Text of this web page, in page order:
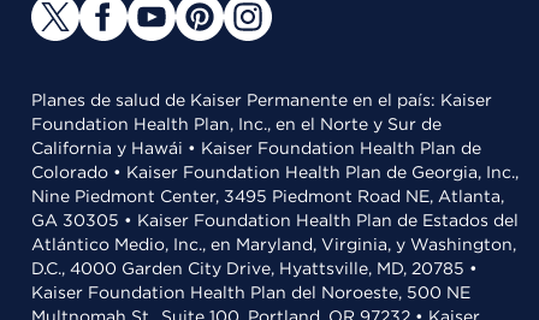
Planes de salud de Kaiser Permanente en el país: Kaiser
Foundation Health Plan, Inc., en el Norte y Sur de
California y Hawái • Kaiser Foundation Health Plan de
Colorado • Kaiser Foundation Health Plan de Georgia, Inc.,
Nine Piedmont Center, 3495 Piedmont Road NE, Atlanta,
GA 30305 • Kaiser Foundation Health Plan de Estados del
Atlántico Medio, Inc., en Maryland, Virginia, y Washington,
D.C., 4000 Garden City Drive, Hyattsville, MD, 20785 •
Kaiser Foundation Health Plan del Noroeste, 500 NE